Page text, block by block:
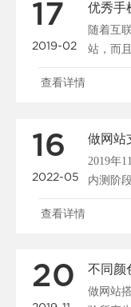
17
2019-02
优秀手
随着互
站，而
和搜索
查看详情
16
2022-05
2019年
内测阶
站点管
查看详情
20 不同颜
做网站